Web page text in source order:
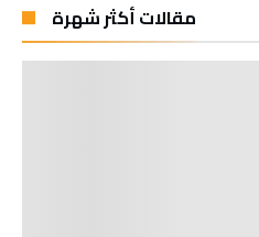
مقالات أكثر شهرة